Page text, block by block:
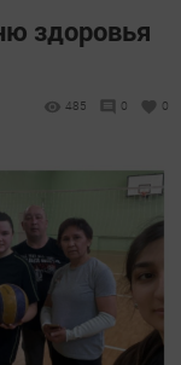
здоровья
485 0 0